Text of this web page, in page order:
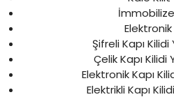
Şifreli Kapı
Çelik Kapı Kilidi
Elektronik Kapı
Elektrikli Kapı